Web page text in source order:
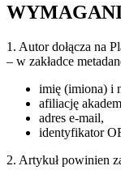
1. Autor dołącza na
– w zakładce
imię (imiona) i
afiliację
adres e-mail,
identyfikator
2. Artykuł powinien